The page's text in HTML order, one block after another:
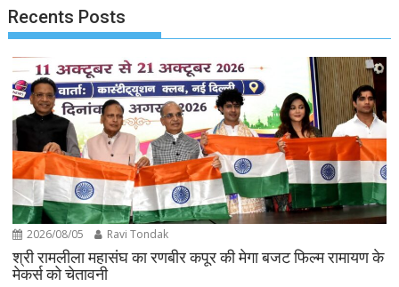
Recents Posts
2026/08/05 Ravi Tondak
श्री रामलीला महासंघ का रणबीर कपूर की मेगा बजट फिल्म रामायण के
मेकर्स को चेतावनी